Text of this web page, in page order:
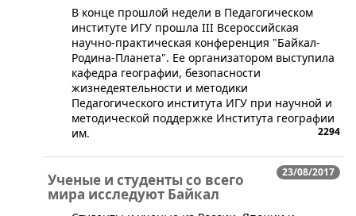
​В конце прошлой недели в Педагогическом
институте ИГУ прошла III Всероссийская
научно-практическая конференция "Байкал-
Родина-Планета". Ее организатором выступила
кафедра географии, безопасности
жизнедеятельности и методики
Педагогического института ИГУ при научной и
методической поддержке Института географии
им.
2294
23/08/2017
Ученые и студенты со всего
мира исследуют Байкал